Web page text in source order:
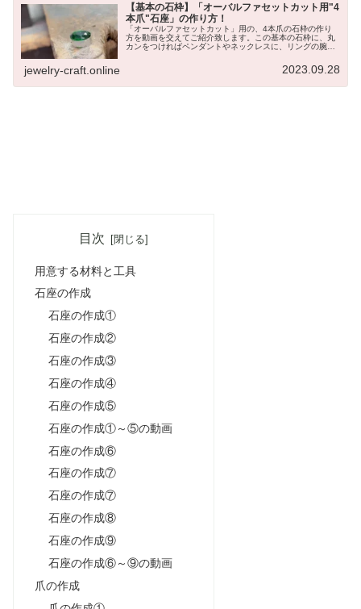
【基本の石枠】「オーバルファセットカット用"4
本爪"石座」の作り方！
「オーバルファセットカット」用の、4本爪の石枠の作り
方を動画を交えてご紹介致します。この基本の石枠に、丸
カンをつければペンダントやネックレスに、リングの腕を
jewelry-craft.online 2023.09.28
目次
用意する材料と工具
石座の作成
石座の作成①
石座の作成②
石座の作成③
石座の作成④
石座の作成⑤
石座の作成①～⑤の動画
石座の作成⑥
石座の作成⑦
石座の作成⑦
石座の作成⑧
石座の作成⑨
石座の作成⑥～⑨の動画
爪の作成